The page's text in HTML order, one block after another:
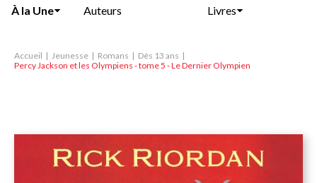
À la Une Auteurs Livres
Accueil Jeunesse Romans
Dès 13 ans
Percy Jackson et les Olympiens - tome 5 - Le Dernier Olympien